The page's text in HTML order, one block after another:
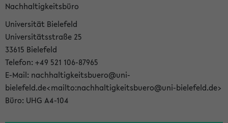
Nachhaltigkeitsbüro
Universität Bielefeld
Universitätsstraße 25
33615 Bielefeld
Telefon: +49 521 106-87965
E-Mail: nachhaltigkeitsbuero@uni-
bielefeld.de<mailto:nachhaltigkeitsbuero@uni-bielefeld.de>
Büro: UHG A4-104